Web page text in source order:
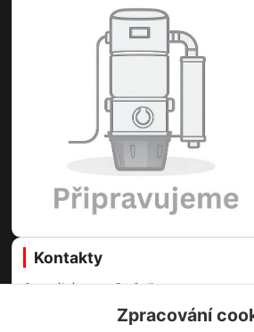
Kontakty
Centrální vysavače Online
Martin Voda
Zpracování